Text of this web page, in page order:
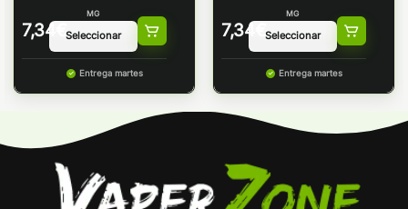
7,34 €
MG
Entrega martes
7,34 €
MG
Entrega martes